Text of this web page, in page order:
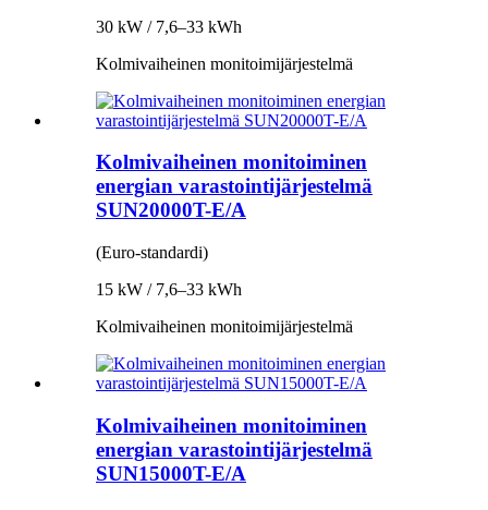
30 kW / 7,6–33 kWh
Kolmivaiheinen monitoimijärjestelmä
Kolmivaiheinen monitoiminen
energian varastointijärjestelmä
SUN20000T-E/A
(Euro-standardi)
15 kW / 7,6–33 kWh
Kolmivaiheinen monitoimijärjestelmä
Kolmivaiheinen monitoiminen
energian varastointijärjestelmä
SUN15000T-E/A